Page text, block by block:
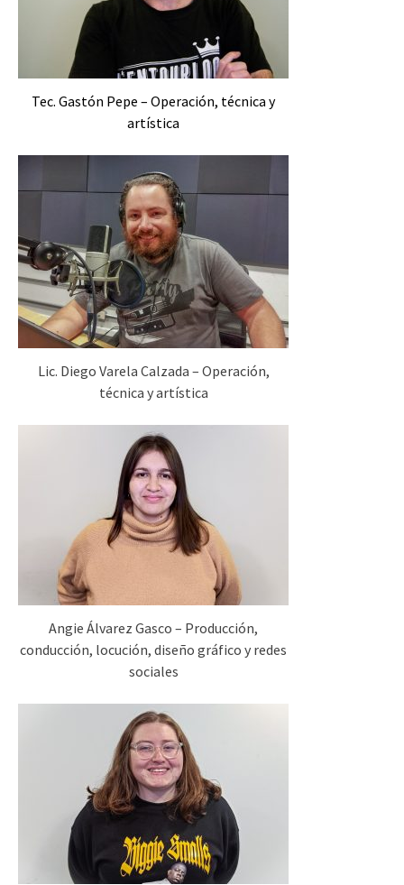
Tec. Gastón Pepe – Operación, técnica y
artística
Lic. Diego Varela Calzada – Operación,
técnica y artística
Angie Álvarez Gasco – Producción,
conducción, locución, diseño gráfico y redes
sociales